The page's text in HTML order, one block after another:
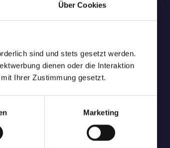
Über Cookies
sind und stets gesetzt werden.
dienen oder die Interaktion
Ihrer Zustimmung gesetzt.
Marketing
des abeilles de qualité
date et spécialiste pour l'achat
essaims et des reines d'abeilles de